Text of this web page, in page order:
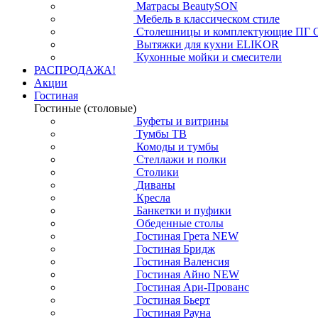
Матрасы BeautySON
Мебель в классическом стиле
Столешницы и комплектующие ПГ
Вытяжки для кухни ELIKOR
Кухонные мойки и смесители
РАСПРОДАЖА!
Акции
Гостиная
Гостиные (столовые)
Буфеты и витрины
Тумбы ТВ
Комоды и тумбы
Стеллажи и полки
Столики
Диваны
Кресла
Банкетки и пуфики
Обеденные столы
Гостиная Грета NEW
Гостиная Бридж
Гостиная Валенсия
Гостиная Айно NEW
Гостиная Ари-Прованс
Гостиная Бьерт
Гостиная Рауна